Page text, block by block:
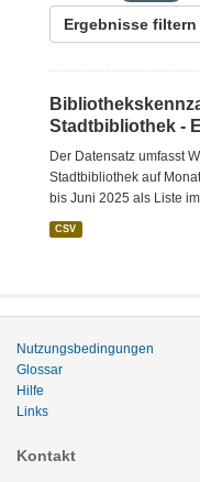
Ergebnisse filtern
Stadtbibliothek -
Der Datensatz umfasst
Stadtbibliothek auf
bis Juni 2025 als Liste
CSV
Nutzungsbedingungen
Glossar
Hilfe
Links
Kontakt